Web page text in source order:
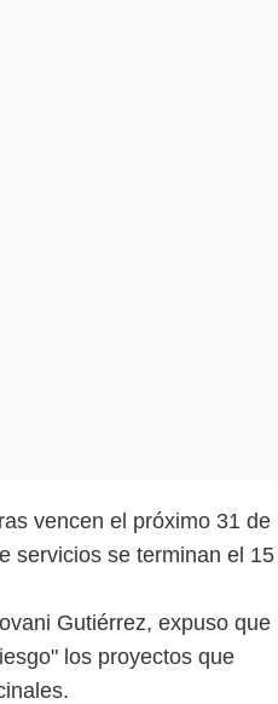
vencen el próximo 31 de
servicios se terminan el 15
Gutiérrez, expuso que
los proyectos que